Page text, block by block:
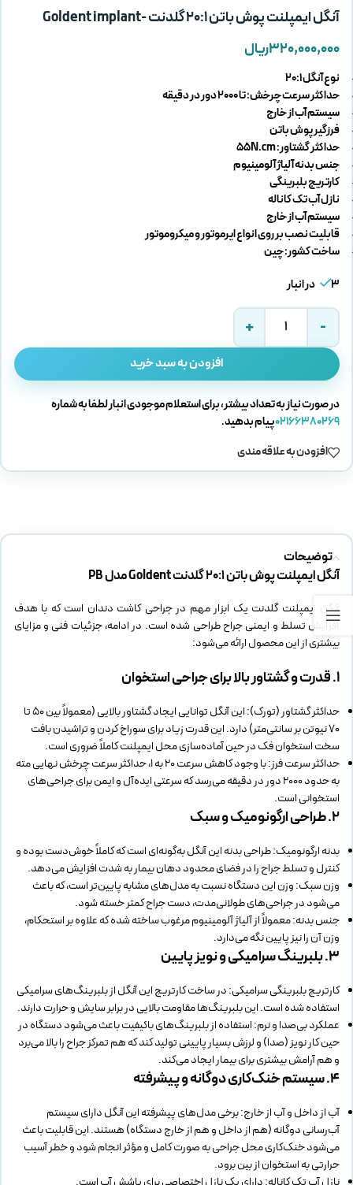
آنگل ایمپلنت پوش باتن 20:1 گلدنت -Goldent implant
۳۲۰,۰۰۰,۰۰۰ریال
نوع آنگل 20:1
حداکثر سرعت چرخش: تا 2000 دور در دقیقه
سیستم آب از خارج
فرزگیر پوش باتن
حداکثر گشتاور: 55N.cm
جنس بدنه آلیاژ آلومینیوم
کارتریج بلبرینگی
نازل آب تک کاناله
سیستم آب از خارج
قابلیت نصب بر روی انواع ایرموتور و میکروموتور
ساخت کشور: چین
3 در انبار
افزودن به سبد خرید
در صورت نیاز به تعداد بیشتر، برای استعلام موجودی انبار لطفا به شماره
02166380269پیام بدهید.
افزودن به علاقه مندی
توضیحات
آنگل ایمپلنت پوش باتن 20:1 گلدنت Goldent مدل PB
آنگل ایمپلنت گلدنت یک ابزار مهم در جراحی کاشت دندان است که با هدف
افزایش تسلط و ایمنی جراح طراحی شده است. در ادامه، جزئیات فنی و مزایای
بیشتری از این محصول ارائه می‌شود:
۱. قدرت و گشتاور بالا برای جراحی استخوان
حداکثر گشتاور (تورک): این آنگل توانایی ایجاد گشتاور بالایی (معمولاً بین ۵۰ تا
۷۰ نیوتن بر سانتی‌متر) دارد. این قدرت زیاد برای سوراخ کردن و تراشیدن بافت
سخت استخوان فک در حین آماده‌سازی محل ایمپلنت کاملاً ضروری است.
حداکثر سرعت فرز: با وجود کاهش سرعت ۲۰ به ۱، حداکثر سرعت چرخش نهایی مته
به حدود ۲۰۰۰ دور در دقیقه می‌رسد که سرعتی ایده‌آل و ایمن برای جراحی‌های
استخوانی است.
۲. طراحی ارگونومیک و سبک
بدنه ارگونومیک: طراحی بدنه این آنگل به‌گونه‌ای است که کاملاً خوش‌دست بوده و
کنترل و تسلط جراح را در فضای محدود دهان بیمار به شدت افزایش می‌دهد.
وزن سبک: وزن این دستگاه نسبت به مدل‌های مشابه پایین‌تر است، که باعث
می‌شود در جراحی‌های طولانی‌مدت، دست جراح کمتر خسته شود.
جنس بدنه: معمولاً از آلیاژ آلومینیوم مرغوب ساخته شده که علاوه بر استحکام،
وزن آن را نیز پایین نگه می‌دارد.
۳. بلبرینگ سرامیکی و نویز پایین
کارتریج بلبرینگی سرامیکی: در ساخت کارتریج این آنگل از بلبرینگ‌های سرامیکی
استفاده شده است. این بلبرینگ‌ها مقاومت بالایی در برابر سایش و حرارت دارند.
عملکرد بی‌صدا و نرم: استفاده از بلبرینگ‌های باکیفیت باعث می‌شود دستگاه در
حین کار نویز (صدا) و لرزش بسیار پایینی تولید کند که هم تمرکز جراح را بالا می‌برد
و هم آرامش بیشتری برای بیمار ایجاد می‌کند.
۴. سیستم خنک‌کاری دوگانه و پیشرفته
آب از داخل و آب از خارج: برخی مدل‌های پیشرفته این آنگل دارای سیستم
آب‌رسانی دوگانه (هم از داخل و هم از خارج دستگاه) هستند. این قابلیت باعث
می‌شود خنک‌کاری محل جراحی به صورت کامل و مؤثر انجام شود و خطر آسیب
حرارتی به استخوان از بین برود.